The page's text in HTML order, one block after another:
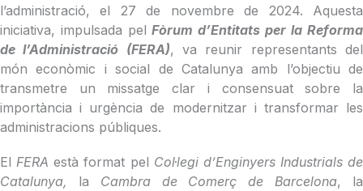
l’administració, el 27 de novembre de 2024. Aquesta
iniciativa, impulsada pel Fòrum d’Entitats per la Reforma
de l’Administració (FERA), va reunir representants del
món econòmic i social de Catalunya amb l’objectiu de
transmetre un missatge clar i consensuat sobre la
importància i urgència de modernitzar i transformar les
administracions públiques.
El FERA està format pel Col·legi d’Enginyers Industrials de
Catalunya, la Cambra de Comerç de Barcelona, la